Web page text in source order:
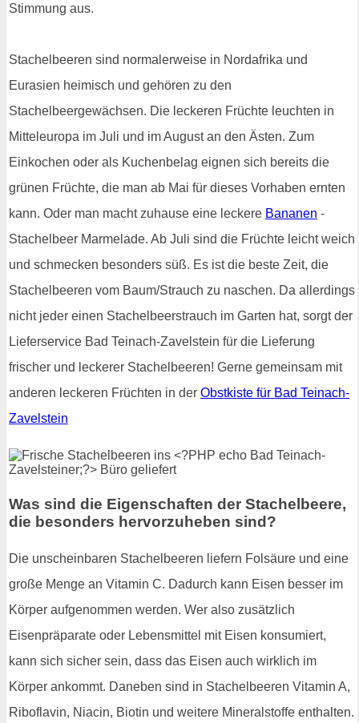
Stimmung aus.
Stachelbeeren sind normalerweise in Nordafrika und
Eurasien heimisch und gehören zu den
Stachelbeergewächsen. Die leckeren Früchte leuchten in
Mitteleuropa im Juli und im August an den Ästen. Zum
Einkochen oder als Kuchenbelag eignen sich bereits die
grünen Früchte, die man ab Mai für dieses Vorhaben ernten
kann. Oder man macht zuhause eine leckere Bananen -
Stachelbeer Marmelade. Ab Juli sind die Früchte leicht weich
und schmecken besonders süß. Es ist die beste Zeit, die
Stachelbeeren vom Baum/Strauch zu naschen. Da allerdings
nicht jeder einen Stachelbeerstrauch im Garten hat, sorgt der
Lieferservice Bad Teinach-Zavelstein für die Lieferung
frischer und leckerer Stachelbeeren! Gerne gemeinsam mit
anderen leckeren Früchten in der Obstkiste für Bad Teinach-
Zavelstein
Was sind die Eigenschaften der Stachelbeere,
die besonders hervorzuheben sind?
Die unscheinbaren Stachelbeeren liefern Folsäure und eine
große Menge an Vitamin C. Dadurch kann Eisen besser im
Körper aufgenommen werden. Wer also zusätzlich
Eisenpräparate oder Lebensmittel mit Eisen konsumiert,
kann sich sicher sein, dass das Eisen auch wirklich im
Körper ankommt. Daneben sind in Stachelbeeren Vitamin A,
Riboflavin, Niacin, Biotin und weitere Mineralstoffe enthalten.